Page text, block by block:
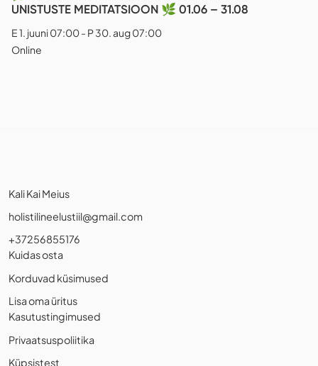
UNISTUSTE MEDITATSIOON 🌿 01.06 – 31.08
E 1. juuni 07:00 - P 30. aug 07:00
Online
Kali Kai Meius
holistilineelustiil@gmail.com
+37256855176
Kuidas osta
Korduvad küsimused
Lisa oma üritus
Kasutustingimused
Privaatsuspoliitika
Küpsistest